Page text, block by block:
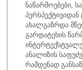
ნაწარმოებები,
ახალგაზრდა
გარდატეხის
ანალიზის
რამდენად